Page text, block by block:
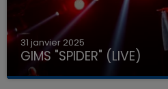
31 janvier 2025
GIMS "SPIDER" (LIVE)